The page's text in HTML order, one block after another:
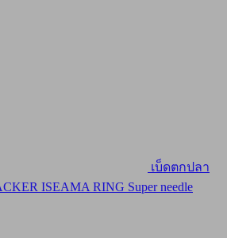
เบ็ดตกปลา
ISEAMA RING Super needle